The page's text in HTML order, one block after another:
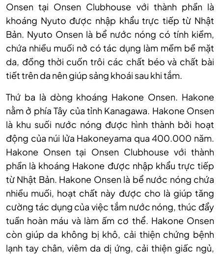
Onsen tại Onsen Clubhouse với thành phần là
khoáng Nyuto được nhập khẩu trực tiếp từ Nhật
Bản. Nyuto Onsen là bể nước nóng có tính kiềm,
chứa nhiều muối nở có tác dụng làm mềm bề mặt
da, đồng thời cuốn trôi các chất béo và chất bài
tiết trên da nên giúp sảng khoái sau khi tắm.
Thứ ba là dòng khoáng Hakone Onsen. Hakone
nằm ở phía Tây của tỉnh Kanagawa. Hakone Onsen
là khu suối nước nóng được hình thành bởi hoạt
động của núi lửa Hakoneyama qua 400.000 năm.
Hakone Onsen tại Onsen Clubhouse với thành
phần là khoáng Hakone được nhập khẩu trực tiếp
từ Nhật Bản. Hakone Onsen là bể nước nóng chứa
nhiều muối, hoạt chất này được cho là giúp tăng
cường tác dụng của việc tắm nước nóng, thúc đẩy
tuần hoàn máu và làm ấm cơ thể. Hakone Onsen
còn giúp da không bị khô, cải thiện chứng bệnh
lạnh tay chân, viêm da dị ứng, cải thiện giấc ngủ,